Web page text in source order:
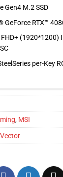
Gen4 M.2 SSD
GeForce RTX™
FHD+ (1920*1200)
per-Key
, MSI
Vector